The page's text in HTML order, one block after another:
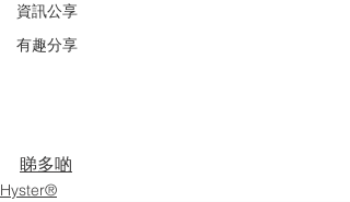
資訊公享
有趣分享
睇多啲
Hyster®